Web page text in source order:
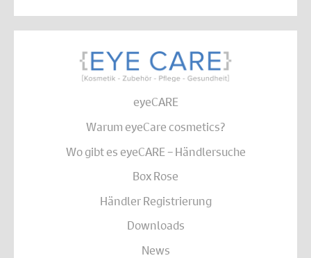
eyeCARE
Warum eyeCare cosmetics?
Wo gibt es eyeCARE – Händlersuche
Box Rose
Händler Registrierung
Downloads
News